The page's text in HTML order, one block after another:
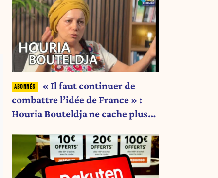
« Il faut continuer de
combattre l’idée de France » :
Houria Bouteldja ne cache plus